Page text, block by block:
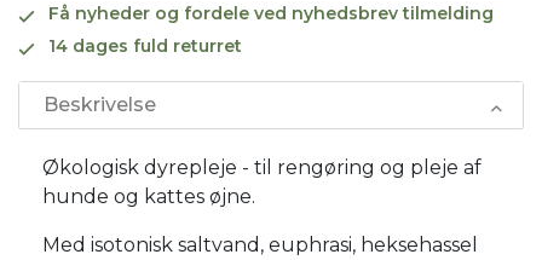
Få nyheder og fordele ved nyhedsbrev tilmelding
14 dages fuld returret
Beskrivelse
Økologisk dyrepleje - til rengøring og pleje af
hunde og kattes øjne.
Med isotonisk saltvand, euphrasi, heksehassel